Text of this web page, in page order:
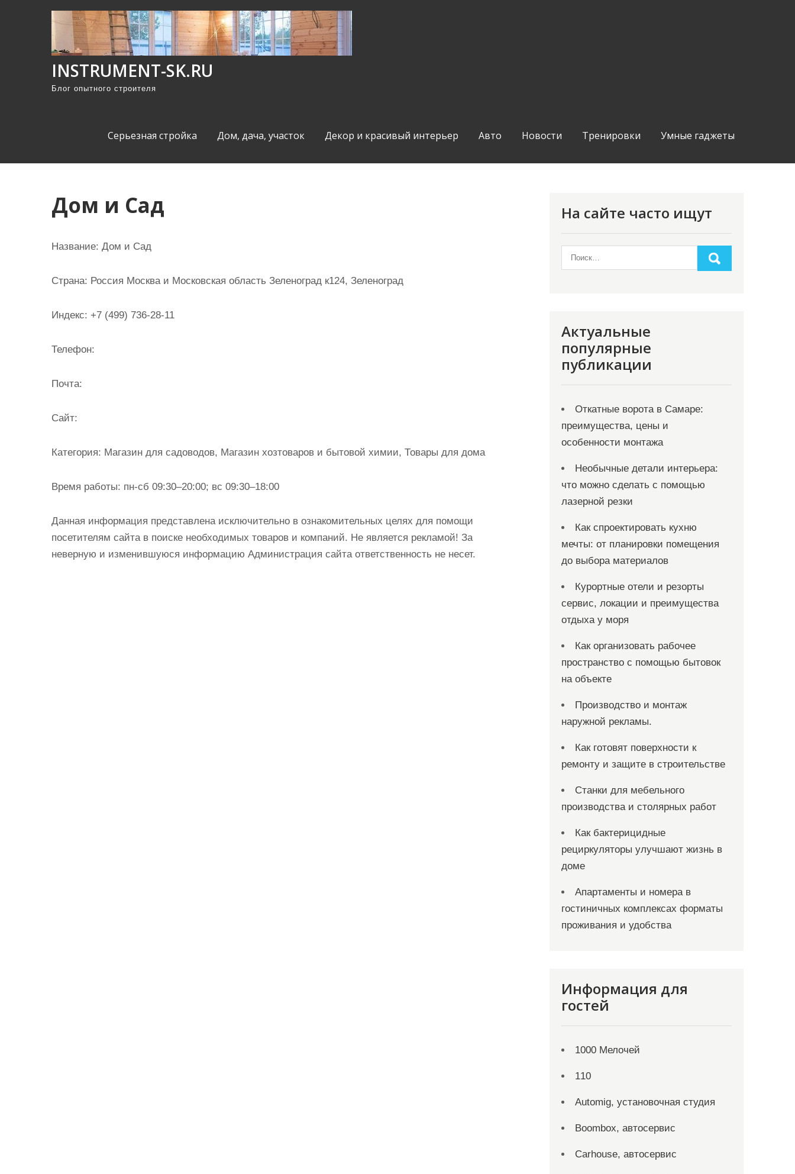
INSTRUMENT-SK.RU
Блог опытного строителя
Серьезная стройка Дом, дача, участок Декор и красивый интерьер Авто Новости Тренировки Умные гаджеты
Дом и Сад
Название: Дом и Сад
Страна: Россия Москва и Московская область Зеленоград к124, Зеленоград
Индекс: +7 (499) 736-28-11
Телефон:
Почта:
Cайт:
Категория: Магазин для садоводов, Магазин хозтоваров и бытовой химии, Товары для дома
Время работы: пн-сб 09:30–20:00; вс 09:30–18:00
Данная информация представлена исключительно в ознакомительных целях для помощи
посетителям сайта в поиске необходимых товаров и компаний. Не является рекламой! За
неверную и изменившуюся информацию Администрация сайта ответственность не несет.
На сайте часто ищут
Актуальные
популярные
публикации
Откатные ворота в Самаре:
преимущества, цены и
особенности монтажа
Необычные детали интерьера:
что можно сделать с помощью
лазерной резки
Как спроектировать кухню
мечты: от планировки помещения
до выбора материалов
Курортные отели и резорты
сервис, локации и преимущества
отдыха у моря
Как организовать рабочее
пространство с помощью бытовок
на объекте
Производство и монтаж
наружной рекламы.
Как готовят поверхности к
ремонту и защите в строительстве
Станки для мебельного
производства и столярных работ
Как бактерицидные
рециркуляторы улучшают жизнь в
доме
Апартаменты и номера в
гостиничных комплексах форматы
проживания и удобства
Информация для
гостей
1000 Мелочей
110
Automig, установочная студия
Boombox, автосервис
Carhouse, автосервис